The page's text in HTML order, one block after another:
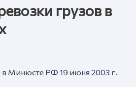
грузов в
в Минюсте РФ 19 июня 2003 г.